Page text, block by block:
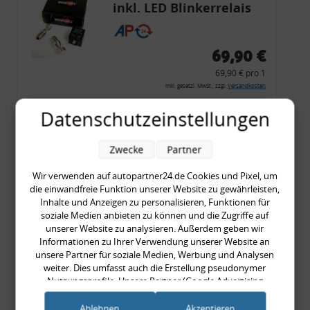
inkl. LED Blinkerrelais
CF 14
69,90 €
69,90 € pro 1
inkl. gesetzl. MwSt., zzgl. Versandkosten
Merkzettel
Rückleuchtenband mit
Blinker, rot, US-Ecken,
Audi 80 Cabrio, Typ 89,
OE-Nr.: 8G0945225 +
8G0945225C
999,99 €
999,99 € pro 1
Datenschutzeinstellungen
Wir verwenden auf autopartner24.de Cookies und Pixel, um
die einwandfreie Funktion unserer Website zu gewährleisten,
Inhalte und Anzeigen zu personalisieren, Funktionen für
soziale Medien anbieten zu können und die Zugriffe auf
unserer Website zu analysieren. Außerdem geben wir
Informationen zu Ihrer Verwendung unserer Website an
unsere Partner für soziale Medien, Werbung und Analysen
weiter. Dies umfasst auch die Erstellung pseudonymer
Nutzungsprofile. Unsere Partner (Google Advertising
Products) führen diese Informationen möglicherweise mit
weiteren Daten zusammen, die Sie ihnen bereitgestellt haben
Zwecke Partner